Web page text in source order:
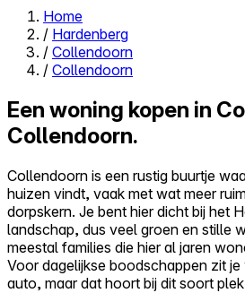
Close menu
Zelf kopen
Reviews
Prijzen
Log in
Probeer Walter gratis
Home
/ Hardenberg
/ Collendoorn
/ Collendoorn
Een woning kopen in
Collendoorn.
Collendoorn is een rustig buurtje
huizen vindt, vaak met wat meer
dorpskern. Je bent hier dicht bij het
landschap, dus veel groen en stille
meestal families die hier al jaren
Voor dagelijkse boodschappen zit
auto, maar dat hoort bij dit soort